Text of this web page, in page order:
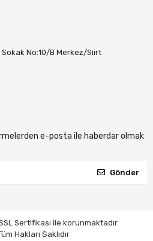
No:10/B Merkez/Siirt
e-posta ile haberdar olmak
Gönder
Sertifikası ile korunmaktadır.
Hakları Saklıdır